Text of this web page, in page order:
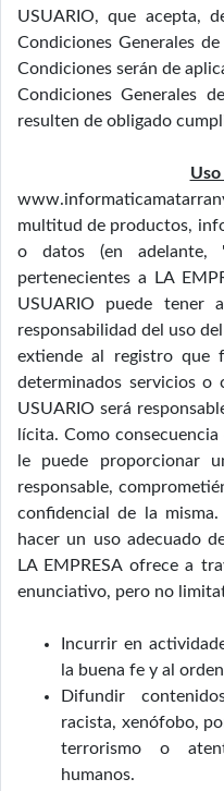
USUARIO, que acepta,
Condiciones Generales
Condiciones serán de
Condiciones Generales
resulten de obligado
multitud de productos,
o datos (en adelante,
pertenecientes a LA
USUARIO puede tener
responsabilidad del uso
extiende al registro que
determinados servicios o
USUARIO será
lícita. Como
le puede proporcionar
responsable,
confidencial de la
hacer un uso adecuado
LA EMPRESA ofrece a
enunciativo, pero no
Incurrir en
la buena fe y al
Difundir
racista, xenófobo,
terrorismo o
humanos.